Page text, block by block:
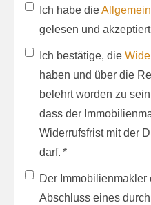
Ich habe die
gelesen und
Ich bestätige, die
haben und über die
belehrt worden zu
dass der
Widerrufsfrist mit der
darf. *
Der Immobilienmakler
Abschluss eines